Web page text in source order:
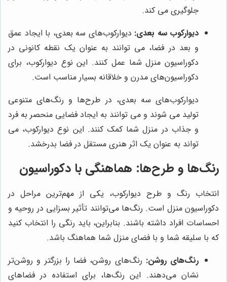
جلوگیری می کند.
دیوارکوب سه بعدی: دیوارکوب‌های سه بعدی، با ایجاد عمق
و بعد در فضا، می توانند به عنوان یک نقطه کانونی در
دکوراسیون منزل شما عمل کنند. این نوع دیوارکوب، برای
دکوراسیون‌های مدرن و خلاقانه بسیار مناسب است.
دیوارکوب‌های سه بعدی، در طرح‌ها و رنگ‌های متنوعی
تولید می شوند و می توانند به ایجاد فضایی منحصر به فرد
و جذاب در منزل شما کمک کنند. این نوع دیوارکوب، می
تواند به عنوان یک اثر هنری مستقل در فضا بدرخشد.
رنگ‌ها و طرح‌ها: هماهنگی با دکوراسیون
انتخاب رنگ و طرح دیوارکوب، یکی از مهم‌ترین مراحل در
دکوراسیون منزل است. رنگ‌ها می‌توانند تأثیر بسزایی در روحیه و
احساسات افراد داشته باشند. بنابراین، باید رنگی را انتخاب کنید
که با سلیقه شما و با فضای منزل شما هماهنگ باشد.
رنگ‌های روشن: رنگ‌های روشن، فضا را بزرگتر و روشن‌تر
نشان می‌دهند. این رنگ‌ها، برای استفاده در فضاهای